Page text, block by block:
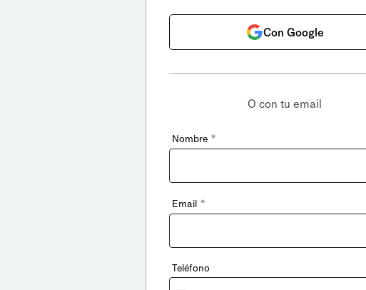
Con Google
O con tu email
Nombre *
Email *
Teléfono